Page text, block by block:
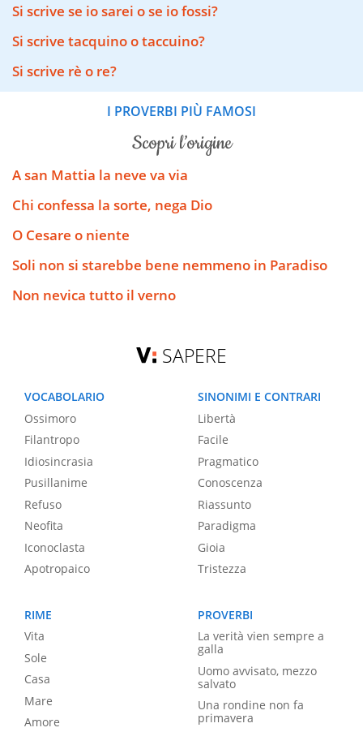
Si scrive se io sarei o se io fossi?
Si scrive tacquino o taccuino?
Si scrive rè o re?
I PROVERBI PIÙ FAMOSI
scopri l’origine
A san Mattia la neve va via
Chi confessa la sorte, nega Dio
O Cesare o niente
Soli non si starebbe bene nemmeno in Paradiso
Non nevica tutto il verno
SAPERE
VOCABOLARIO
Ossimoro
Filantropo
Idiosincrasia
Pusillanime
Refuso
Neofita
Iconoclasta
Apotropaico
SINONIMI E CONTRARI
Libertà
Facile
Pragmatico
Conoscenza
Riassunto
Paradigma
Gioia
Tristezza
RIME
Vita
Sole
Casa
Mare
Amore
PROVERBI
La verità vien sempre a
galla
Uomo avvisato, mezzo
salvato
Una rondine non fa
primavera